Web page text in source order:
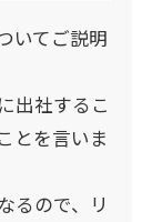
いてご説明
出社するこ
とを言いま
るので、リ